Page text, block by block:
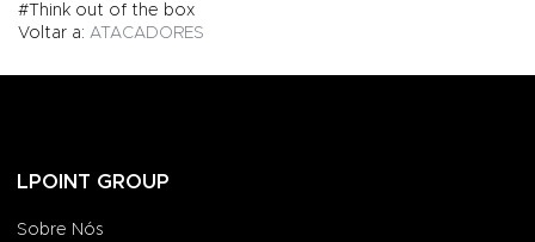
#Think out of the box
Voltar a: ATACADORES
LPOINT GROUP
Sobre Nós